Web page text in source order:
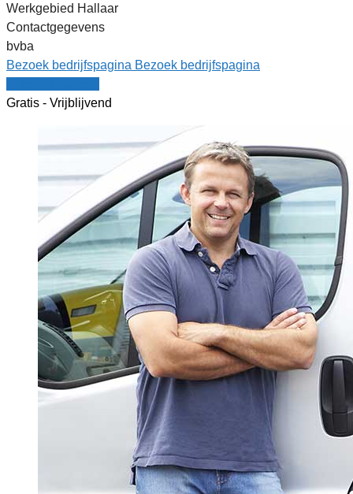
Werkgebied Hallaar
Contactgegevens
bvba
Bezoek bedrijfspagina Bezoek bedrijfspagina
Gratis - Vrijblijvend